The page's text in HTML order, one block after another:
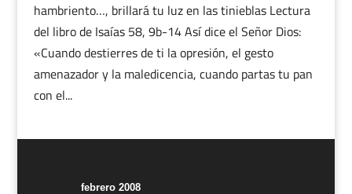
hambriento…, brillará tu luz en las tinieblas Lectura
del libro de Isaías 58, 9b-14 Así dice el Señor Dios:
«Cuando destierres de ti la opresión, el gesto
amenazador y la maledicencia, cuando partas tu pan
con el...
febrero 2008